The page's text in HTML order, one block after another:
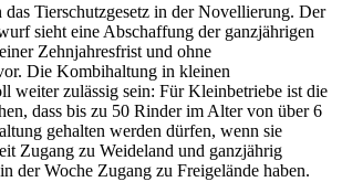
Tierschutzgesetz in der Novellierung. Der
sieht eine Abschaffung der ganzjährigen
Zehnjahresfrist und ohne
Die Kombihaltung in kleinen
weiter zulässig sein: Für Kleinbetriebe ist die
dass bis zu 50 Rinder im Alter von über 6
gehalten werden dürfen, wenn sie
Zugang zu Weideland und ganzjährig
der Woche Zugang zu Freigelände haben.